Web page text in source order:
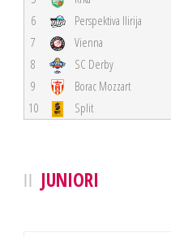
6
Perspektiva Ilirija
7
Vienna
8
SC Derby
9
Borac Mozzart
10
Split
JUNIORI